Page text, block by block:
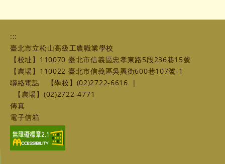
:::
臺北市立松山高級工農職業學校
【校址】110070 臺北市信義區忠孝東路5段236巷15號
【農場】110022 臺北市信義區吳興街600巷107號-1
聯絡電話
【學校】(02)2722-6616
|
【農場】(02)2722-4771
傳真
電子信箱